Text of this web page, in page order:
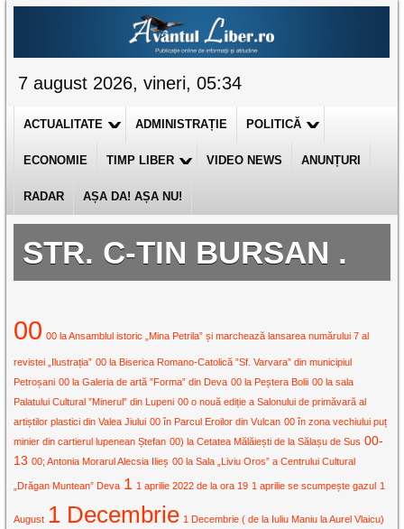
7 august 2026, vineri, 05:34
ACTUALITATE ADMINISTRAȚIE POLITICĂ
ECONOMIE TIMP LIBER VIDEO NEWS ANUNȚURI
RADAR AȘA DA! AȘA NU!
STR. C-TIN BURSAN .
00 00 la Ansamblul istoric „Mina Petrila” și marchează lansarea numărului 7 al
revistei „Ilustrația” 00 la Biserica Romano-Catolică ”Sf. Varvara” din municipiul
Petroșani 00 la Galeria de artă ”Forma” din Deva 00 la Peștera Bolii 00 la sala
Palatului Cultural ”Minerul” din Lupeni 00 o nouă ediție a Salonului de primăvară al
artiștilor plastici din Valea Jiului 00 în Parcul Eroilor din Vulcan 00 în zona vechiului puț
minier din cartierul lupenean Ștefan 00) la Cetatea Mălăiești de la Sălașu de Sus 00-
13 00; Antonia Morarul Alecsia Ilieș 00 la Sala „Liviu Oros” a Centrului Cultural
„Drăgan Muntean” Deva 1 1 aprilie 2022 de la ora 19 1 aprilie se scumpește gazul 1
August 1 Decembrie 1 Decembrie ( de la Iuliu Maniu la Aurel Vlaicu)